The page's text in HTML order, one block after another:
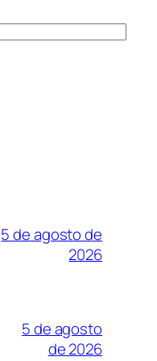
5 de agosto de
2026
5 de agosto
de 2026